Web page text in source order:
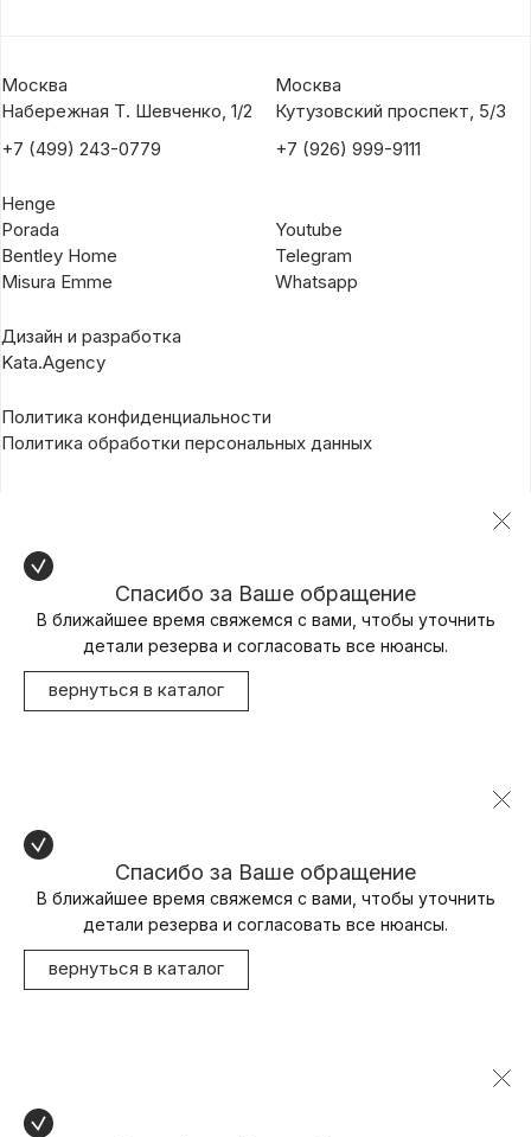
Москва
Набережная Т. Шевченко, 1/2
+7 (499) 243-0779
Москва
Кутузовский проспект, 5/3
+7 (926) 999-9111
Henge
Porada
Bentley Home
Misura Emme
Youtube
Telegram
Whatsapp
Дизайн и разработка
Kata.Agency
Политика конфиденциальности
Политика обработки персональных данных
Спасибо за Ваше обращение
В ближайшее время свяжемся с вами, чтобы уточнить
детали резерва и согласовать все нюансы.
вернуться в каталог
Спасибо за Ваше обращение
В ближайшее время свяжемся с вами, чтобы уточнить
детали резерва и согласовать все нюансы.
вернуться в каталог